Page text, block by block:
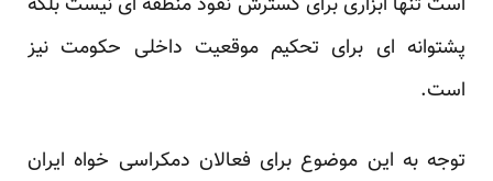
پشتوانه ای برای تحکیم موقعیت داخلی حکومت نیز
است.
توجه به این موضوع برای فعالان دمکراسی خواه ایران